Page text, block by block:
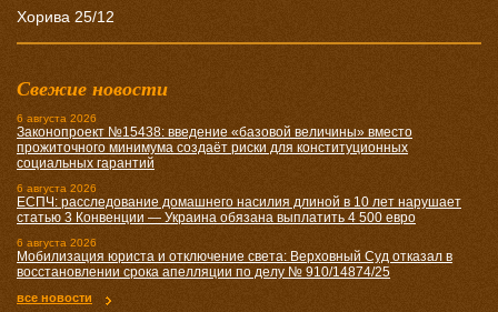
Хорива 25/12
Свежие новости
6 августа 2026
Законопроект №15438: введение «базовой величины» вместо
прожиточного минимума создаёт риски для конституционных
социальных гарантий
6 августа 2026
ЕСПЧ: расследование домашнего насилия длиной в 10 лет нарушает
статью 3 Конвенции — Украина обязана выплатить 4 500 евро
6 августа 2026
Мобилизация юриста и отключение света: Верховный Суд отказал в
восстановлении срока апелляции по делу № 910/14874/25
все новости